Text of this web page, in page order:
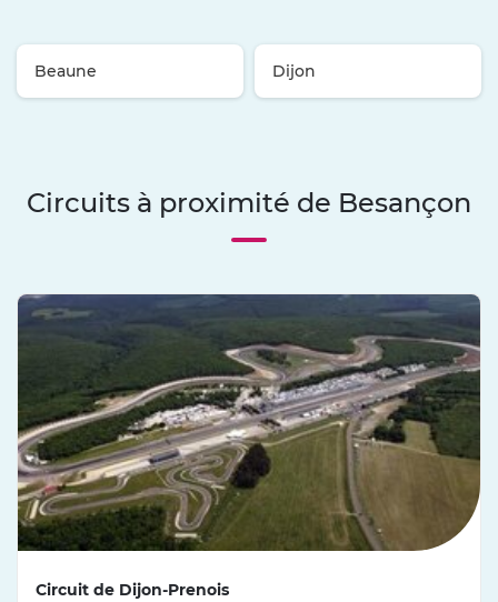
Beaune Dijon
Circuits à proximité de Besançon
Circuit de Dijon-Prenois